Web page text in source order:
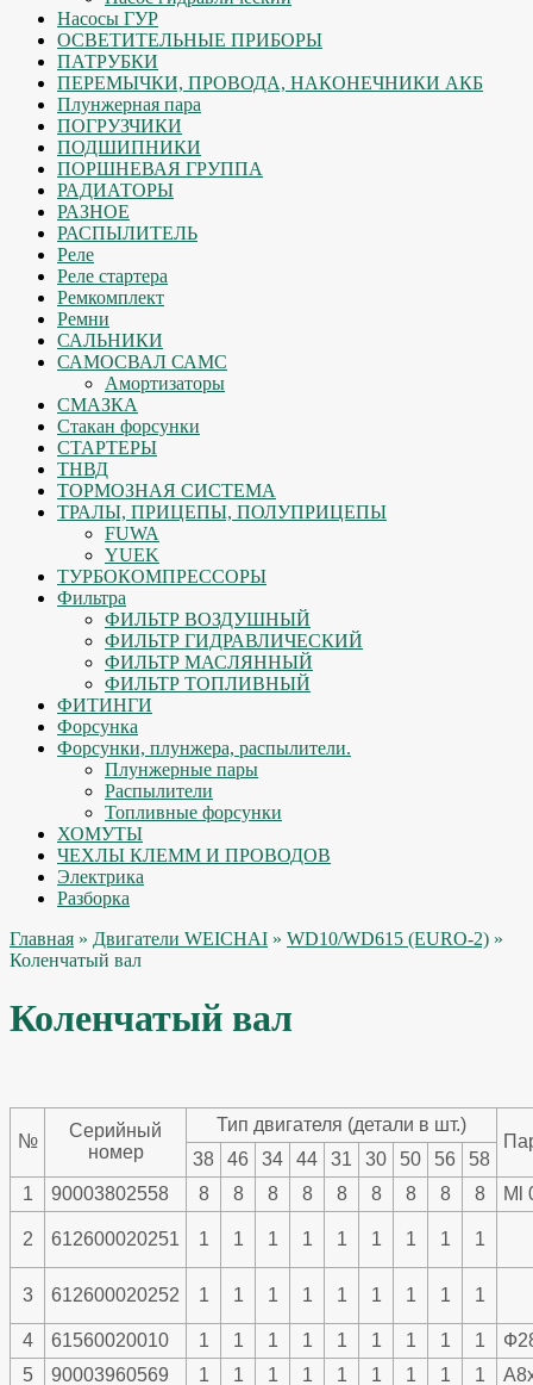
Насосы ГУР
ОСВЕТИТЕЛЬНЫЕ ПРИБОРЫ
ПАТРУБКИ
ПЕРЕМЫЧКИ, ПРОВОДА, НАКОНЕЧНИКИ АКБ
Плунжерная пара
ПОГРУЗЧИКИ
ПОДШИПНИКИ
ПОРШНЕВАЯ ГРУППА
РАДИАТОРЫ
РАЗНОЕ
РАСПЫЛИТЕЛЬ
Реле
Реле стартера
Ремкомплект
Ремни
САЛЬНИКИ
САМОСВАЛ САМС
Амортизаторы
СМАЗКА
Стакан форсунки
СТАРТЕРЫ
ТНВД
ТОРМОЗНАЯ СИСТЕМА
ТРАЛЫ, ПРИЦЕПЫ, ПОЛУПРИЦЕПЫ
FUWA
YUEK
ТУРБОКОМПРЕССОРЫ
Фильтра
ФИЛЬТР ВОЗДУШНЫЙ
ФИЛЬТР ГИДРАВЛИЧЕСКИЙ
ФИЛЬТР МАСЛЯННЫЙ
ФИЛЬТР ТОПЛИВНЫЙ
ФИТИНГИ
Форсунка
Форсунки, плунжера, распылители.
Плунжерные пары
Распылители
Топливные форсунки
ХОМУТЫ
ЧЕХЛЫ КЛЕММ И ПРОВОДОВ
Электрика
Разборка
Главная » Двигатели WEICHAI » WD10/WD615 (EURO-2) »
Коленчатый вал
Коленчатый вал
№
Серийный
номер
Тип двигателя (детали в шт.)
38
46 34 44 31 30 50 56
58
1
90003802558 8 8 8 8 8 8 8 8 8 Ml
2 612600020251 1 1 1 1 1 1 1 1 1
3 612600020252 1 1 1 1 1 1 1 1 1
4 61560020010 1 1 1 1 1 1 1 1 1
5
90003960569 1 1 1 1 1 1 1 1 1